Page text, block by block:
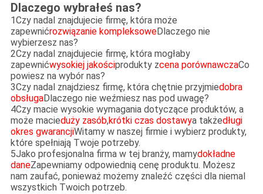
Dlaczego wybrałeś nas?
1Czy nadal znajdujecie firmę, która może
zapewnićrozwiązanie kompleksoweDlaczego nie
wybierzesz nas?
2Czy nadal znajdujecie firmę, która mogłaby
zapewnićwysokiej jakościprodukty zcena porównawczaCo
powiesz na wybór nas?
3Czy nadal znajdziesz firmę, która chętnie przyjmiedobra
obsługaDlaczego nie weźmiesz nas pod uwagę?
4Czy macie wysokie wymagania dotyczące produktów, a
może macieduży zasób,krótki czas dostawya takżedługi
okres gwarancjiWitamy w naszej firmie i wybierz produkty,
które spełniają Twoje potrzeby.
5Jako profesjonalna firma w tej branży, mamydokładne
daneZapewniamy odpowiednią cenę produktu. Możesz
nam zaufać, ponieważ możemy znaleźć części dla niemal
wszystkich Twoich potrzeb.